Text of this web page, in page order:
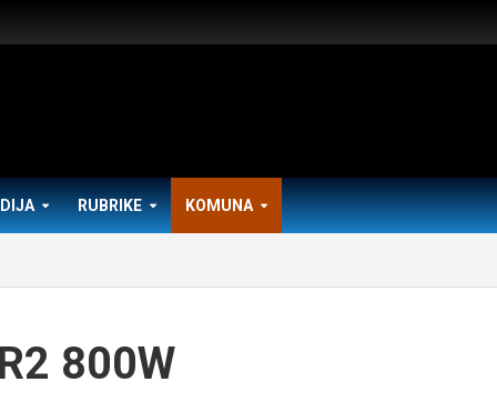
RUBRIKE KOMUNA
800W